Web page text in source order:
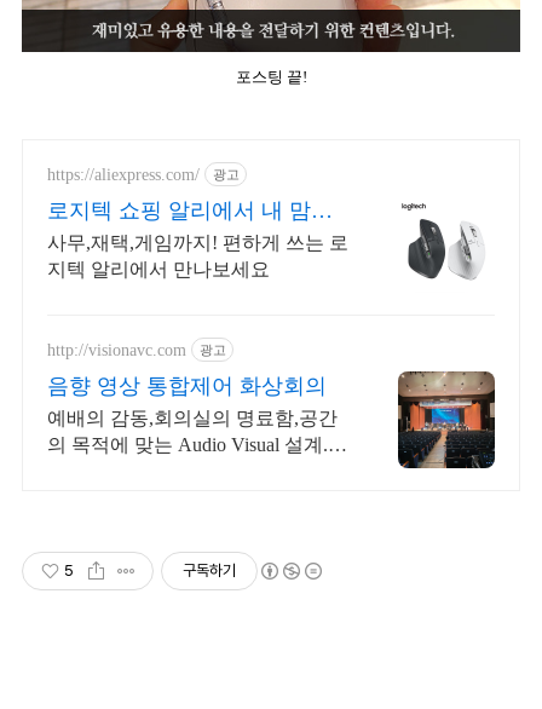
포스팅 끝!
https://aliexpress.com/ 광고
로지텍 쇼핑 알리에서 내 맘에
쏙드는 오늘의 특가
사무,재택,게임까지! 편하게 쓰는 로
지텍 알리에서 만나보세요
http://visionavc.com 광고
음향 영상 통합제어 화상회의
예배의 감동,회의실의 명료함,공간
의 목적에 맞는 Audio Visual 설계.구
5 구독하기